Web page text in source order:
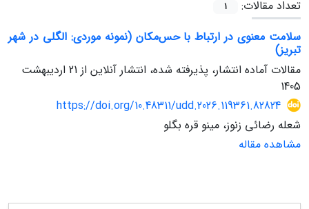
تعداد مقالات:
1
سلامت معنوی در ارتباط با حس‌مکان (نمونه موردی: الگلی در شهر
تبریز)
مقالات آماده انتشار، پذیرفته شده، انتشار آنلاین از
21 اردیبهشت
1405
https://doi.org/10.48311/udd.2026.119361.82824
شعله رضائی زنوز، مینو قره بگلو
مشاهده مقاله